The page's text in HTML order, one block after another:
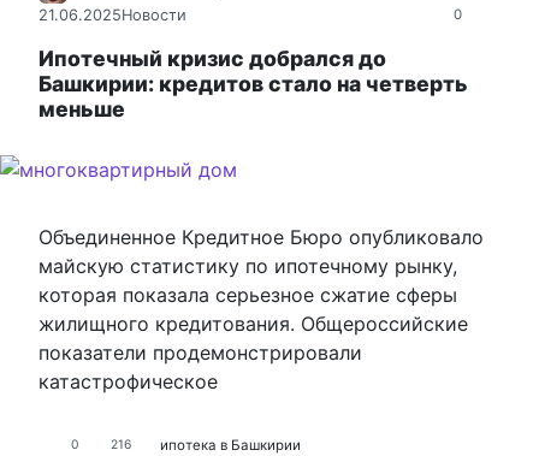
0
21.06.2025Новости
Ипотечный кризис добрался до
Башкирии: кредитов стало на четверть
меньше
Объединенное Кредитное Бюро опубликовало
майскую статистику по ипотечному рынку,
которая показала серьезное сжатие сферы
жилищного кредитования. Общероссийские
показатели продемонстрировали
катастрофическое
0 216 ипотека в Башкирии